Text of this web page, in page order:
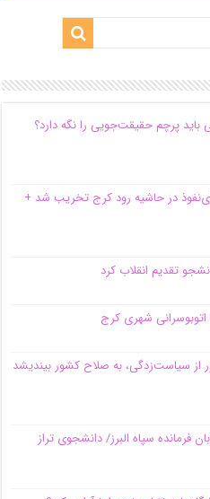
پرچم حقیقت‌جویی را نگه دارد؟
در حاشیه‌ رود کرج تخریب شد +
از سیاست‌زدگی، به صلاح کشور بیندیشد
فرمانده سپاه البرز/ دانشجوی تراز